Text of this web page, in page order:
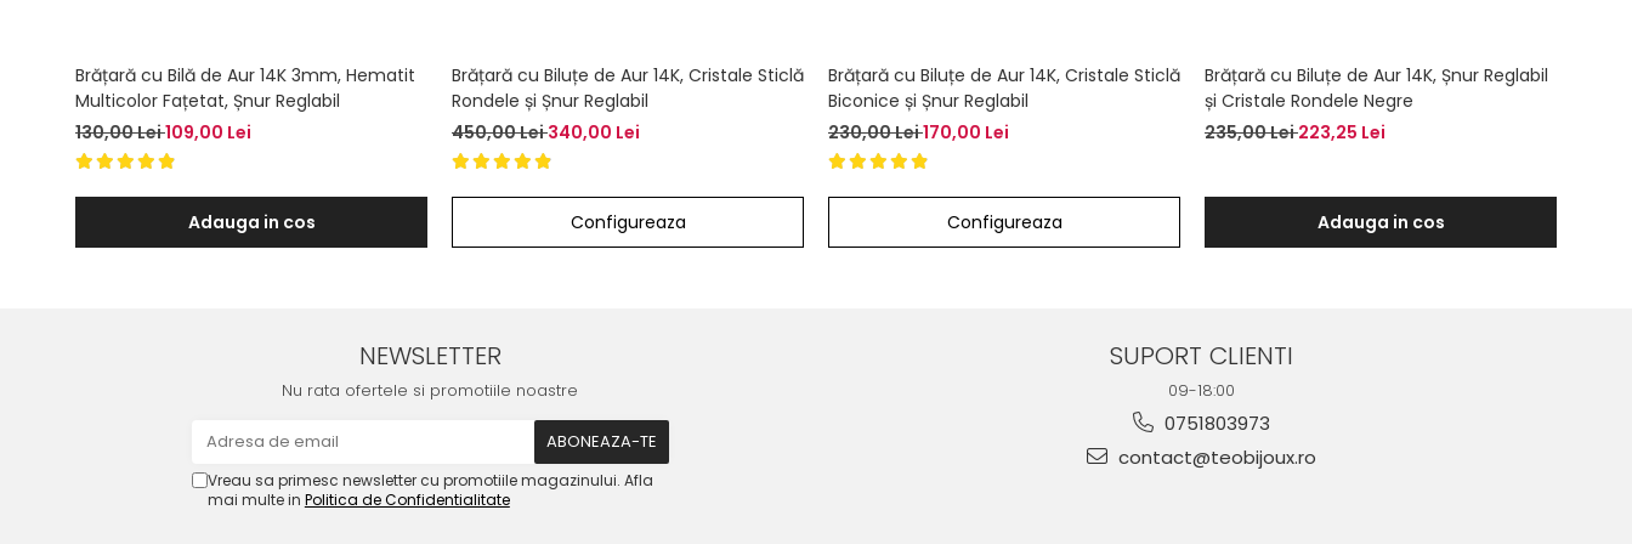
Brățară cu Bilă de Aur 14K 3mm, Hematit
Multicolor Fațetat, Șnur Reglabil
130,00 Lei109,00 Lei
Adauga in cos
Brățară cu Biluțe de Aur 14K, Cristale Sticlă
Rondele și Șnur Reglabil
450,00 Lei340,00 Lei
Configureaza
Brățară cu Biluțe de Aur 14K, Cristale Sticlă
Biconice și Șnur Reglabil
230,00 Lei170,00 Lei
Configureaza
Brățară cu Biluțe de Aur 14K, Șnur Reglabil
și Cristale Rondele Negre
235,00 Lei223,25 Lei
Adauga in cos
NEWSLETTER
Nu rata ofertele si promotiile noastre
Vreau sa primesc newsletter cu promotiile magazinului. Afla
mai multe in Politica de Confidentialitate
SUPORT CLIENTI
09-18:00
0751803973
contact@teobijoux.ro